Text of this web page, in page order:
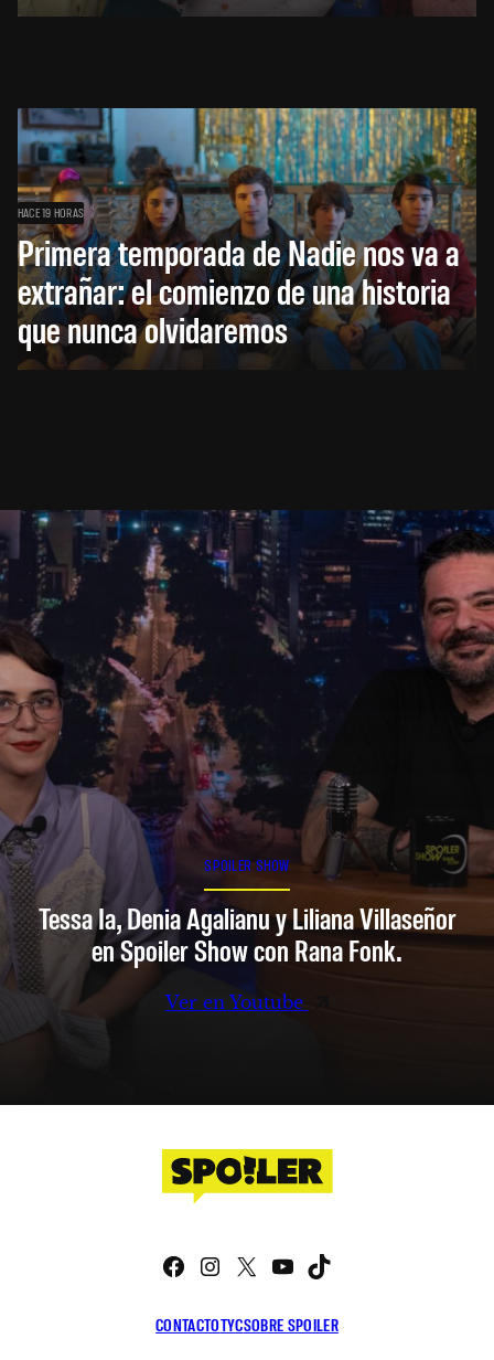
HACE 19 HORAS
Primera temporada de Nadie nos va a
extrañar: el comienzo de una historia
que nunca olvidaremos
SPOILER SHOW
Tessa Ia, Denia Agalianu y Liliana Villaseñor
en Spoiler Show con Rana Fonk.
Ver en Youtube
CONTACTOTYCSOBRE SPOILER
Facebook
Instagram
X YouTube